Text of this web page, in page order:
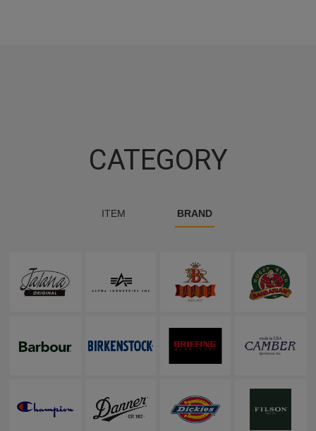
CATEGORY
ITEM BRAND